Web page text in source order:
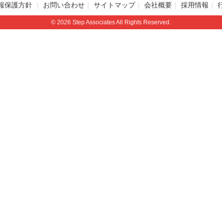
保護方針 お問い合わせ サイトマップ 会社概要 採用情報
© 2026 Step Associates All Rights Reserved.